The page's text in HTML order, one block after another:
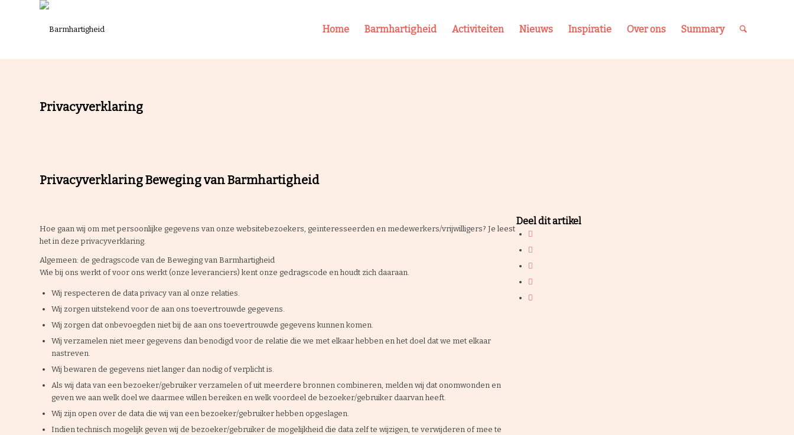
Home Barmhartigheid Activiteiten Nieuws Inspiratie Over ons Summary
Privacyverklaring
Privacyverklaring Beweging van Barmhartigheid
Hoe gaan wij om met persoonlijke gegevens van onze websitebezoekers, geïnteresseerden en medewerkers/vrijwilligers? Je leest
het in deze privacyverklaring.
Algemeen: de gedragscode van de Beweging van Barmhartigheid
Wie bij ons werkt of voor ons werkt (onze leveranciers) kent onze gedragscode en houdt zich daaraan.
Wij respecteren de data privacy van al onze relaties.
Wij zorgen uitstekend voor de aan ons toevertrouwde gegevens.
Wij zorgen dat onbevoegden niet bij de aan ons toevertrouwde gegevens kunnen komen.
Wij verzamelen niet meer gegevens dan benodigd voor de relatie die we met elkaar hebben en het doel dat we met elkaar
nastreven.
Wij bewaren de gegevens niet langer dan nodig of verplicht is.
Als wij data van een bezoeker/gebruiker verzamelen of uit meerdere bronnen combineren, melden wij dat onomwonden en
geven we aan welk doel we daarmee willen bereiken en welk voordeel de bezoeker/gebruiker daarvan heeft.
Wij zijn open over de data die wij van een bezoeker/gebruiker hebben opgeslagen.
Indien technisch mogelijk geven wij de bezoeker/gebruiker de mogelijkheid die data zelf te wijzigen, te verwijderen of mee te
Deel dit artikel